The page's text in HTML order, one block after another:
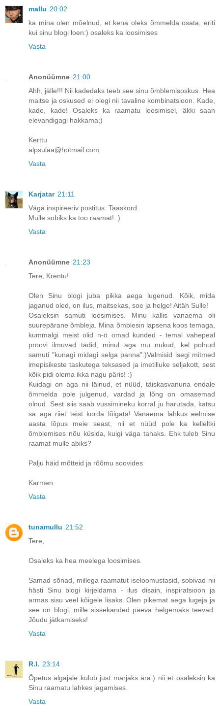
mallu 20:02
ka mina olen mõelnud, et kena oleks õmmelda osata, eriti
kui sinu blogi loen:) osaleks ka loosimises
Vasta
Anonüümne 21:00
Ahh, jälle!!! Nii kadedaks teeb see sinu õmblemisoskus. Hea
maitse ja oskused ei olegi nii tavaline kombinatsioon. Kade,
kade, kade! Osaleks ka raamatu loosimisel, äkki saan
elevandigagi hakkama;)
Kerttu
alpsulaa@hotmail.com
Vasta
Karjatar 21:11
Väga inspireeriv postitus. Taaskord.
Mulle sobiks ka too raamat! :)
Vasta
Anonüümne 21:23
Tere, Krentu!
Olen Sinu blogi juba pikka aega lugenud. Kõik, mida
jaganud oled, on ilus, maitsekas, soe ja helge! Aitäh Sulle!
Osaleksin samuti loosimises. Minu kallis vanaema oli
suurepärane õmbleja. Mina õmblesin lapsena koos temaga,
kummalgi meist olid n-ö omad kunded - temal vahepeal
proovi ilmuvad tädid, minul aga mu nukud, kel polnud
samuti "kunagi midagi selga panna":)Valmisid isegi mitmed
imepisikeste taskutega teksased ja imetilluke seljakott, sest
kõik pidi olema ikka nagu päris! :)
Kuidagi on aga nii läinud, et nüüd, täiskasvanuna endale
õmmelda pole julgenud, vardad ja lõng on omasemad
olnud. Sest siis saab vussimineku korral ju harutada, katsu
sa aga riiet teist korda lõigata! Vanaema lahkus eelmise
aasta lõpus meie seast, nii et nüüd pole ka kelleltki
õmblemises nõu küsida, kuigi väga tahaks. Ehk tuleb Sinu
raamat mulle abiks?
Palju häid mõtteid ja rõõmu soovides
Karmen
Vasta
tunamullu 21:52
Tere,
Osaleks ka hea meelega loosimises.
Samad sõnad, millega raamatut iseloomustasid, sobivad nii
hästi Sinu blogi kirjeldama - ilus disain, inspiratsioon ja
armas sisu veel kõigele lisaks. Olen pikemat aega lugeja ja
see on blogi, mille sissekanded päeva helgemaks teevad.
Jõudu jätkamiseks!
Vasta
R.I. 23:14
Õpetus algajale kulub just marjaks ära:) nii et osaleksin ka
Sinu raamatu lahkes jagamises.
Vasta